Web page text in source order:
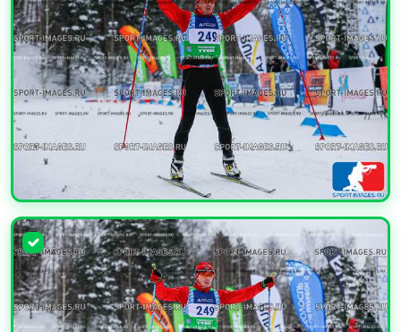
УВЕЛИЧИТЬ